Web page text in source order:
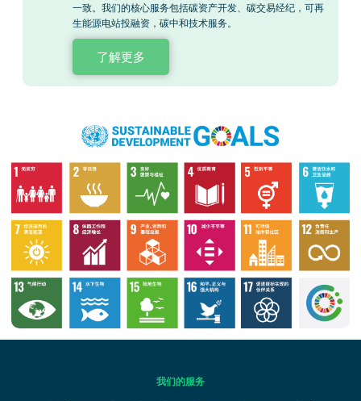
一致。我们的核心服务包括碳资产开发、碳交易经纪，可再
生能源电站投融资，碳中和技术服务。
了解更多
我们的服务